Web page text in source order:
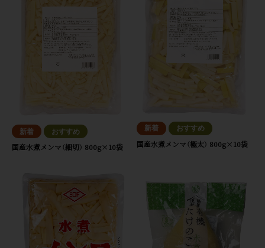
国産水煮メンマ（細切） 800g×10袋 国産水煮メンマ（極太） 800g×10袋